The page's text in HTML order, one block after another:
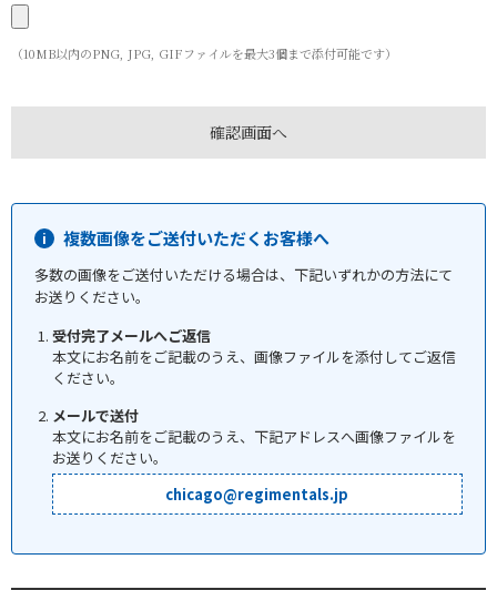
（10MB以内のPNG, JPG, GIFファイルを最大3個まで添付可能です）
複数画像をご送付いただくお客様へ
多数の画像をご送付いただける場合は、下記いずれかの方法にて
お送りください。
受付完了メールへご返信
本文にお名前をご記載のうえ、画像ファイルを添付してご返信
ください。
メールで送付
本文にお名前をご記載のうえ、下記アドレスへ画像ファイルを
お送りください。
chicago@regimentals.jp